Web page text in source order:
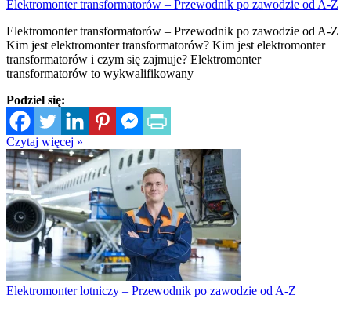
Elektromonter transformatorów – Przewodnik po zawodzie od A-Z
Elektromonter transformatorów – Przewodnik po zawodzie od A-Z
Kim jest elektromonter transformatorów? Kim jest elektromonter
transformatorów i czym się zajmuje? Elektromonter
transformatorów to wykwalifikowany
Podziel się:
Czytaj więcej »
Elektromonter lotniczy – Przewodnik po zawodzie od A-Z